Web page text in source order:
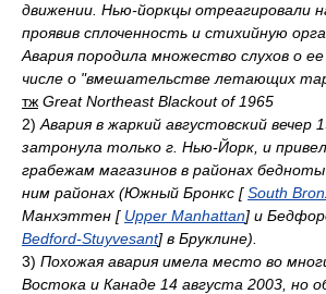
движении. Нью-йоркцы отреагировали
проявив сплоченность и стихийную
Авария породила множество слухов о
числе о "вмешательстве летающих
тж Great Northeast Blackout of 1965
2) Авария в жаркий августовский вечер
затронула только г. Нью-Йорк, и
грабежам магазинов в районах
ним районах (Южный Бронкс [South
Манхэттен [ Upper Manhattan] и
Bedford-Stuyvesant] в Бруклине).
3) Похожая авария имела место во
Востока и Канаде 14 августа 2003, но